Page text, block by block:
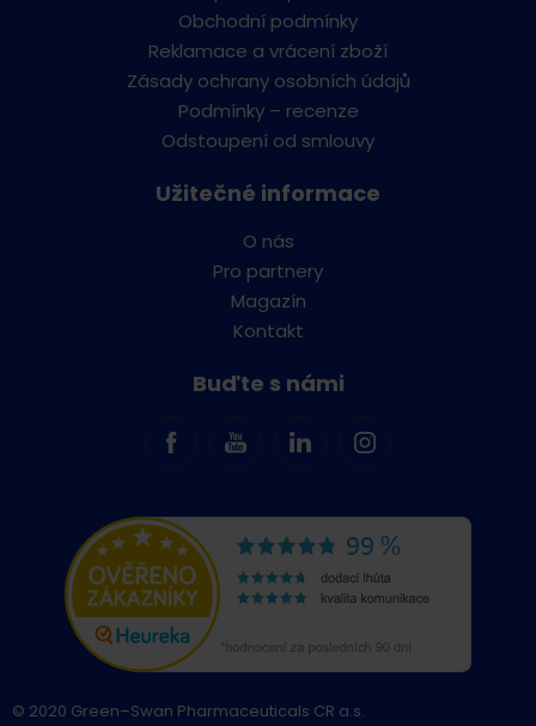
Obchodní podmínky
Reklamace a vrácení zboží
Zásady ochrany osobních údajů
Podmínky – recenze
Odstoupení od smlouvy
Užitečné informace
O nás
Pro partnery
Magazín
Kontakt
Buďte s námi
© 2020 Green–Swan Pharmaceuticals CR a.s.